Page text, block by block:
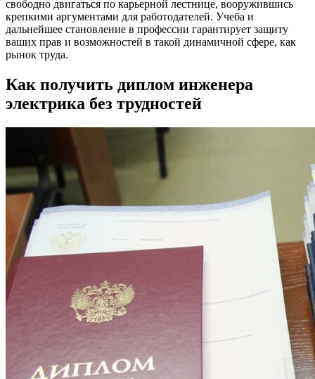
свободно двигаться по карьерной лестнице, вооружившись
крепкими аргументами для работодателей. Учеба и
дальнейшее становление в профессии гарантирует защиту
ваших прав и возможностей в такой динамичной сфере, как
рынок труда.
Как получить диплом инженера
электрика без трудностей